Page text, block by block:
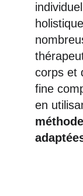
corps et
fine
en